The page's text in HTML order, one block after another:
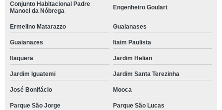
Conjunto Habitacional Padre
Manoel da Nóbrega
Engenheiro Goulart
Ermelino Matarazzo Guaianases
Guaianazes Itaim Paulista
Itaquera Jardim Helian
Jardim Iguatemi Jardim Santa Terezinha
José Bonifácio Mooca
Parque São Jorge Parque São Lucas